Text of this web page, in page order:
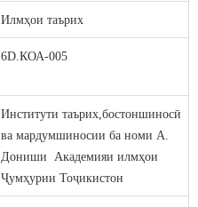
Илмҳои таърих
6D.КОА-005
Институти таърих,бостоншиносӣ
ва мардумшиносии ба номи А.
Дониши Академияи илмҳои
Ҷумҳурии Тоҷикистон